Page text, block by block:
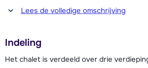
Mayrhofen is ca. 6 km, en de skilift van
op 15 km afstand. Op 50 meter van het
voor de skibus. De skibus rijdt een paar
en is op oproep.
Lees de volledige omschrijving
Indeling
Het chalet is verdeeld over drie